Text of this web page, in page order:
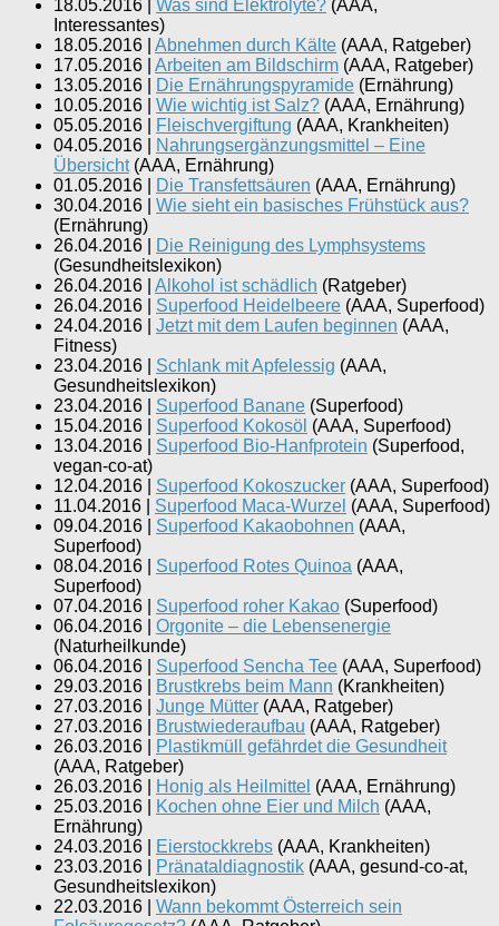
18.05.2016
Was sind Elektrolyte? (AAA,
Interessantes)
18.05.2016
Abnehmen durch Kälte (AAA, Ratgeber)
17.05.2016
Arbeiten am Bildschirm (AAA, Ratgeber)
13.05.2016
Die Ernährungspyramide (Ernährung)
10.05.2016
Wie wichtig ist Salz? (AAA, Ernährung)
05.05.2016
Fleischvergiftung (AAA, Krankheiten)
04.05.2016
Nahrungsergänzungsmittel – Eine
Übersicht (AAA, Ernährung)
01.05.2016
Die Transfettsäuren (AAA, Ernährung)
30.04.2016
Wie sieht ein basisches Frühstück aus?
(Ernährung)
26.04.2016
Die Reinigung des Lymphsystems
(Gesundheitslexikon)
26.04.2016
Alkohol ist schädlich (Ratgeber)
26.04.2016
Superfood Heidelbeere (AAA, Superfood)
24.04.2016
Jetzt mit dem Laufen beginnen (AAA,
Fitness)
23.04.2016
Schlank mit Apfelessig (AAA,
Gesundheitslexikon)
23.04.2016
Superfood Banane (Superfood)
15.04.2016
Superfood Kokosöl (AAA, Superfood)
13.04.2016
Superfood Bio-Hanfprotein (Superfood,
vegan-co-at)
12.04.2016
Superfood Kokoszucker (AAA, Superfood)
11.04.2016
Superfood Maca-Wurzel (AAA, Superfood)
09.04.2016
Superfood Kakaobohnen (AAA,
Superfood)
08.04.2016
Superfood Rotes Quinoa (AAA,
Superfood)
07.04.2016
Superfood roher Kakao (Superfood)
06.04.2016
Orgonite – die Lebensenergie
(Naturheilkunde)
06.04.2016
Superfood Sencha Tee (AAA, Superfood)
29.03.2016
Brustkrebs beim Mann (Krankheiten)
27.03.2016
Junge Mütter (AAA, Ratgeber)
27.03.2016
Brustwiederaufbau (AAA, Ratgeber)
26.03.2016
Plastikmüll gefährdet die Gesundheit
(AAA, Ratgeber)
26.03.2016
Honig als Heilmittel (AAA, Ernährung)
25.03.2016
Kochen ohne Eier und Milch (AAA,
Ernährung)
24.03.2016
Eierstockkrebs (AAA, Krankheiten)
23.03.2016
Pränataldiagnostik (AAA, gesund-co-at,
Gesundheitslexikon)
22.03.2016
Wann bekommt Österreich sein